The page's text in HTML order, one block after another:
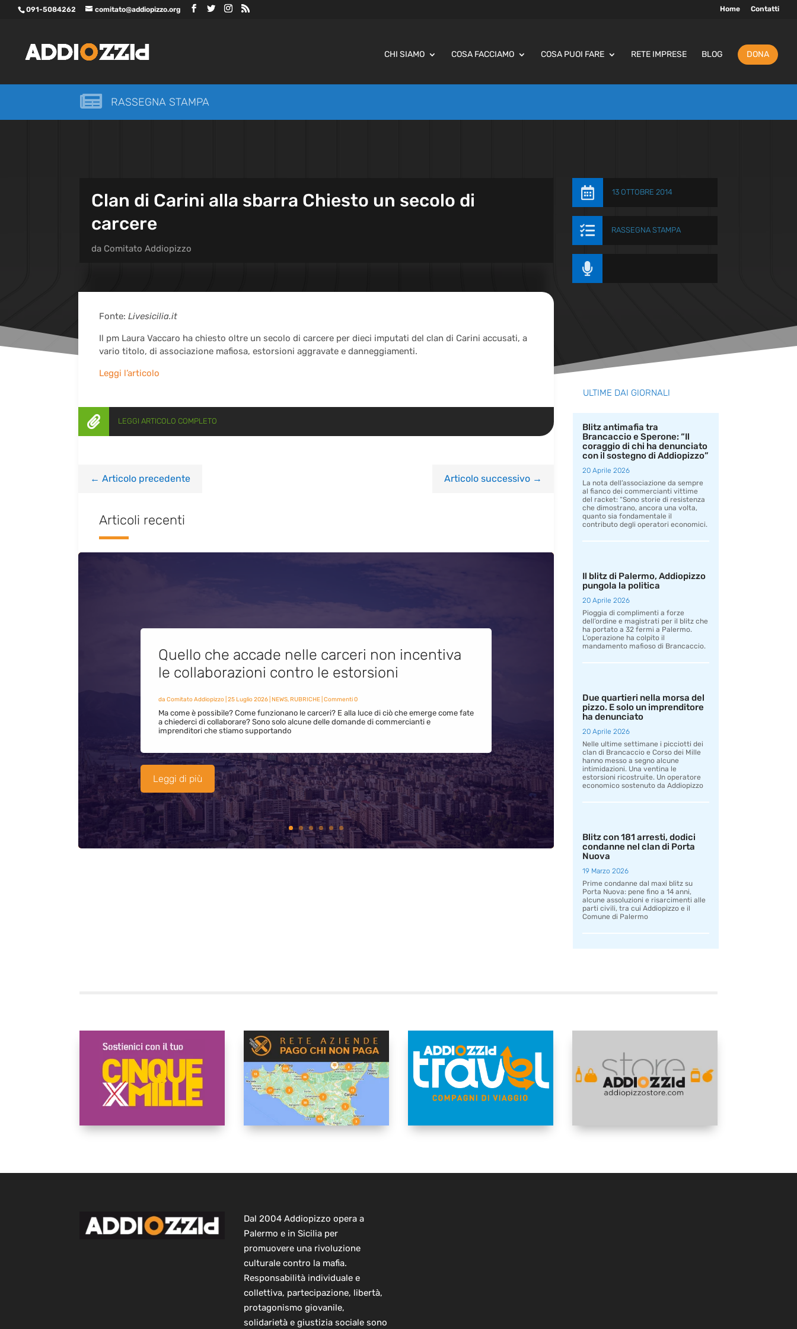
091-5084262 comitato@addiopizzo.org Home Contatti
CHI SIAMO COSA FACCIAMO COSA PUOI FARE RETE IMPRESE BLOG DONA
 RASSEGNA STAMPA
Clan di Carini alla sbarra Chiesto un secolo di
carcere
da Comitato Addiopizzo
 13 OTTOBRE 2014
 RASSEGNA STAMPA

Fonte: Livesicilia.it
Il pm Laura Vaccaro ha chiesto oltre un secolo di carcere per dieci imputati del clan di Carini accusati, a
vario titolo, di associazione mafiosa, estorsioni aggravate e danneggiamenti.
Leggi l’articolo
 LEGGI ARTICOLO COMPLETO
← Articolo precedente Articolo successivo→
Articoli recenti
Quello che accade nelle carceri non incentiva
le collaborazioni contro le estorsioni
da Comitato Addiopizzo| 25 Luglio 2026| NEWS,RUBRICHE| Commenti 0
Ma come è possibile? Come funzionano le carceri? E alla luce di ciò che emerge come fate
a chiederci di collaborare? Sono solo alcune delle domande di commercianti e
imprenditori che stiamo supportando
Leggi di più
ULTIME DAI GIORNALI
Blitz antimafia tra
Brancaccio e Sperone: “Il
coraggio di chi ha denunciato
con il sostegno di Addiopizzo”
20 Aprile 2026
La nota dell’associazione da sempre
al fianco dei commercianti vittime
del racket: “Sono storie di resistenza
che dimostrano, ancora una volta,
quanto sia fondamentale il
contributo degli operatori economici.
Il blitz di Palermo, Addiopizzo
pungola la politica
20 Aprile 2026
Pioggia di complimenti a forze
dell’ordine e magistrati per il blitz che
ha portato a 32 fermi a Palermo.
L’operazione ha colpito il
mandamento mafioso di Brancaccio.
Due quartieri nella morsa del
pizzo. E solo un imprenditore
ha denunciato
20 Aprile 2026
Nelle ultime settimane i picciotti dei
clan di Brancaccio e Corso dei Mille
hanno messo a segno alcune
intimidazioni. Una ventina le
estorsioni ricostruite. Un operatore
economico sostenuto da Addiopizzo
Blitz con 181 arresti, dodici
condanne nel clan di Porta
Nuova
19 Marzo 2026
Prime condanne dal maxi blitz su
Porta Nuova: pene fino a 14 anni,
alcune assoluzioni e risarcimenti alle
parti civili, tra cui Addiopizzo e il
Comune di Palermo
Dal 2004 Addiopizzo opera a
Palermo e in Sicilia per
promuovere una rivoluzione
culturale contro la mafia.
Responsabilità individuale e
collettiva, partecipazione, libertà,
protagonismo giovanile,
solidarietà e giustizia sociale sono